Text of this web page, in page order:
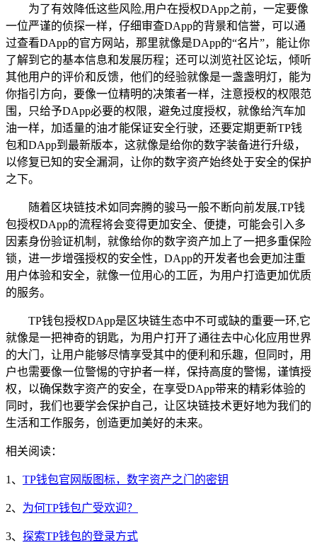
为了有效降低这些风险,用户在授权DApp之前，一定要像
一位严谨的侦探一样，仔细审查DApp的背景和信誉，可以通
过查看DApp的官方网站，那里就像是DApp的“名片”，能让你
了解到它的基本信息和发展历程；还可以浏览社区论坛，倾听
其他用户的评价和反馈，他们的经验就像是一盏盏明灯，能为
你指引方向，要像一位精明的决策者一样，注意授权的权限范
围，只给予DApp必要的权限，避免过度授权，就像给汽车加
油一样，加适量的油才能保证安全行驶，还要定期更新TP钱
包和DApp到最新版本，这就像是给你的数字装备进行升级，
以修复已知的安全漏洞，让你的数字资产始终处于安全的保护
之下。
随着区块链技术如同奔腾的骏马一般不断向前发展,TP钱
包授权DApp的流程将会变得更加安全、便捷，可能会引入多
因素身份验证机制，就像给你的数字资产加上了一把多重保险
锁，进一步增强授权的安全性，DApp的开发者也会更加注重
用户体验和安全，就像一位用心的工匠，为用户打造更加优质
的服务。
TP钱包授权DApp是区块链生态中不可或缺的重要一环,它
就像是一把神奇的钥匙，为用户打开了通往去中心化应用世界
的大门，让用户能够尽情享受其中的便利和乐趣，但同时，用
户也需要像一位警惕的守护者一样，保持高度的警惕，谨慎授
权，以确保数字资产的安全，在享受DApp带来的精彩体验的
同时，我们也要学会保护自己，让区块链技术更好地为我们的
生活和工作服务，创造更加美好的未来。
相关阅读：
1、 TP钱包官网版图标，数字资产之门的密钥
2、 为何TP钱包广受欢迎？
3、 探索TP钱包的登录方式